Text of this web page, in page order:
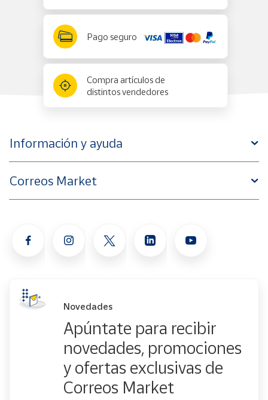
Pago seguro
Compra artículos de
distintos vendedores
Información y ayuda
Correos Market
Novedades
Apúntate para recibir
novedades, promociones
y ofertas exclusivas de
Correos Market